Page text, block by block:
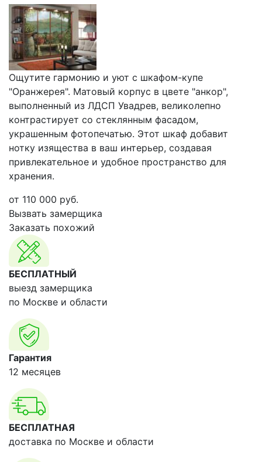
Ощутите гармонию и уют с шкафом-купе
"Оранжерея". Матовый корпус в цвете "анкор",
выполненный из ЛДСП Увадрев, великолепно
контрастирует со стеклянным фасадом,
украшенным фотопечатью. Этот шкаф добавит
нотку изящества в ваш интерьер, создавая
привлекательное и удобное пространство для
хранения.
от 110 000 руб.
Вызвать замерщика
Заказать похожий
БЕСПЛАТНЫЙ
выезд замерщика
по Москве и области
Гарантия
12 месяцев
БЕСПЛАТНАЯ
доставка по Москве и области